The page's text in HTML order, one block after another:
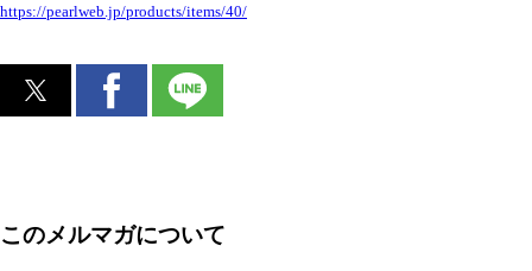
https://pearlweb.jp/products/items/40/
このメルマガについて